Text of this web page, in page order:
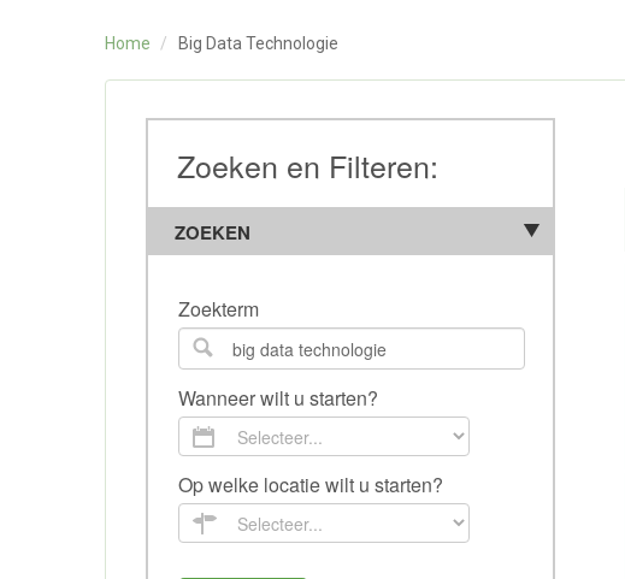
Home / Big Data Technologie
Zoeken en Filteren:
ZOEKEN
Zoekterm
Wanneer wilt u starten?
Op welke locatie wilt u starten?